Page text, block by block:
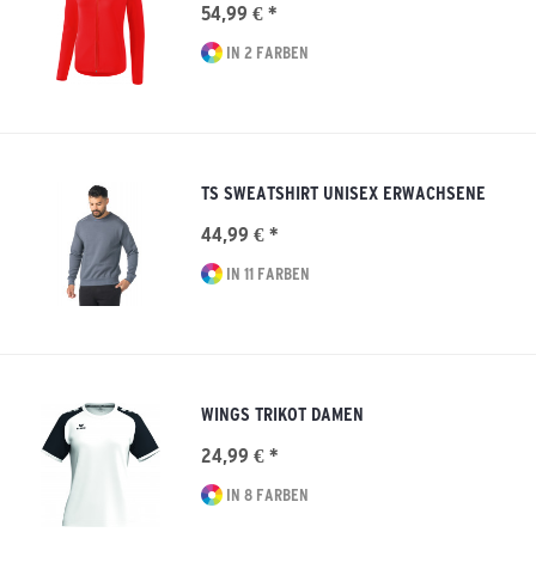
54,99 € *
IN 2 FARBEN
TS SWEATSHIRT UNISEX ERWACHSENE
44,99 € *
IN 11 FARBEN
WINGS TRIKOT DAMEN
24,99 € *
IN 8 FARBEN